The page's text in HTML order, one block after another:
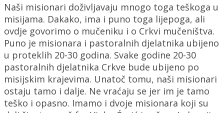
Naši misionari doživljavaju mnogo toga teškoga u
misijama. Dakako, ima i puno toga lijepoga, ali
ovdje govorimo o mučeniku i o Crkvi mučeništva.
Puno je misionara i pastoralnih djelatnika ubijeno
u proteklih 20-30 godina. Svake godine 20-30
pastoralnih djelatnika Crkve bude ubijeno po
misijskim krajevima. Unatoč tomu, naši misionari
ostaju tamo i dalje. Ne vraćaju se jer im je tamo
teško i opasno. Imamo i dvoje misionara koji su